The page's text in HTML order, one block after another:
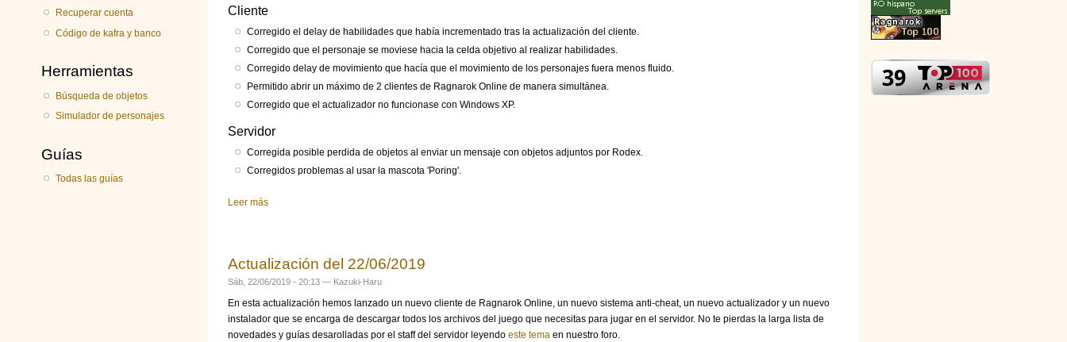
Recuperar cuenta
Código de kafra y banco
Herramientas
Búsqueda de objetos
Simulador de personajes
Guías
Todas las guías
Cliente
Corregido el delay de habilidades que había incrementado tras la actualización del cliente.
Corregido que el personaje se moviese hacia la celda objetivo al realizar habilidades.
Corregido delay de movimiento que hacía que el movimiento de los personajes fuera menos fluido.
Permitido abrir un máximo de 2 clientes de Ragnarok Online de manera simultánea.
Corregido que el actualizador no funcionase con Windows XP.
Servidor
Corregida posible perdida de objetos al enviar un mensaje con objetos adjuntos por Rodex.
Corregidos problemas al usar la mascota 'Poring'.
Leer más
Actualización del 22/06/2019
Sáb, 22/06/2019 - 20:13 — Kazuki-Haru
En esta actualización hemos lanzado un nuevo cliente de Ragnarok Online, un nuevo sistema anti-cheat, un nuevo actualizador y un nuevo
instalador que se encarga de descargar todos los archivos del juego que necesitas para jugar en el servidor. No te pierdas la larga lista de
novedades y guías desarolladas por el staff del servidor leyendo este tema en nuestro foro.